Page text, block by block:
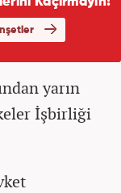
yarın
İşbirliği